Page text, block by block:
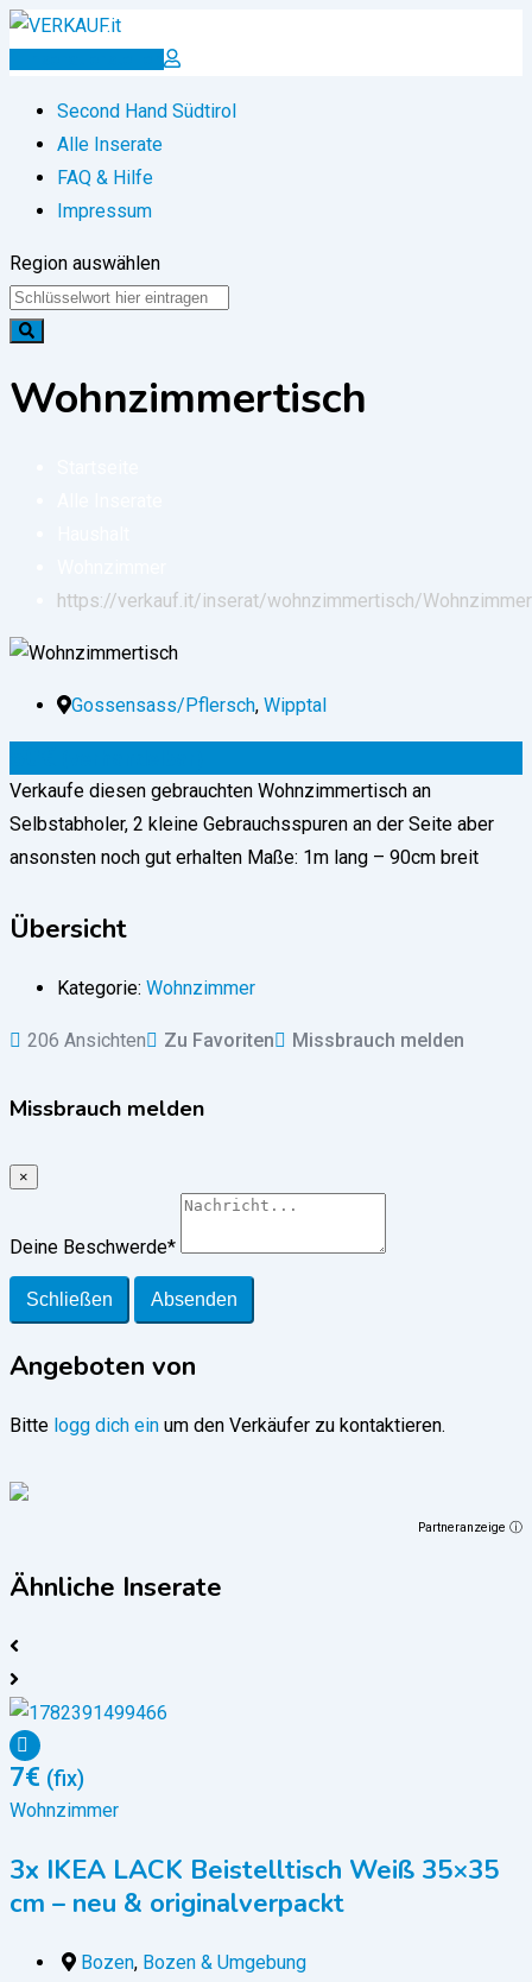
Zum
Inserat erstellen
Second Hand Südtirol
Alle Inserate
FAQ & Hilfe
Impressum
Region auswählen
Wohnzimmertisch
https://verkauf.it/inserat/wohnzimmertisch/
Gossensass/Pflersch, Wipptal
Verkaufe diesen gebrauchten Wohnzimmertisch an
Selbstabholer, 2 kleine Gebrauchsspuren an der Seite aber
ansonsten noch gut erhalten Maße: 1m lang – 90cm breit
Übersicht
Kategorie: Wohnzimmer
206 Ansichten Zu Favoriten Missbrauch melden
Missbrauch melden
×
Deine Beschwerde*
Schließen Absenden
Angeboten von
Bitte logg dich ein um den Verkäufer zu kontaktieren.
Partneranzeige ⓘ
Ähnliche Inserate
7€ (fix)
Wohnzimmer
3x IKEA LACK Beistelltisch Weiß 35×35
cm – neu & originalverpackt
Bozen, Bozen & Umgebung